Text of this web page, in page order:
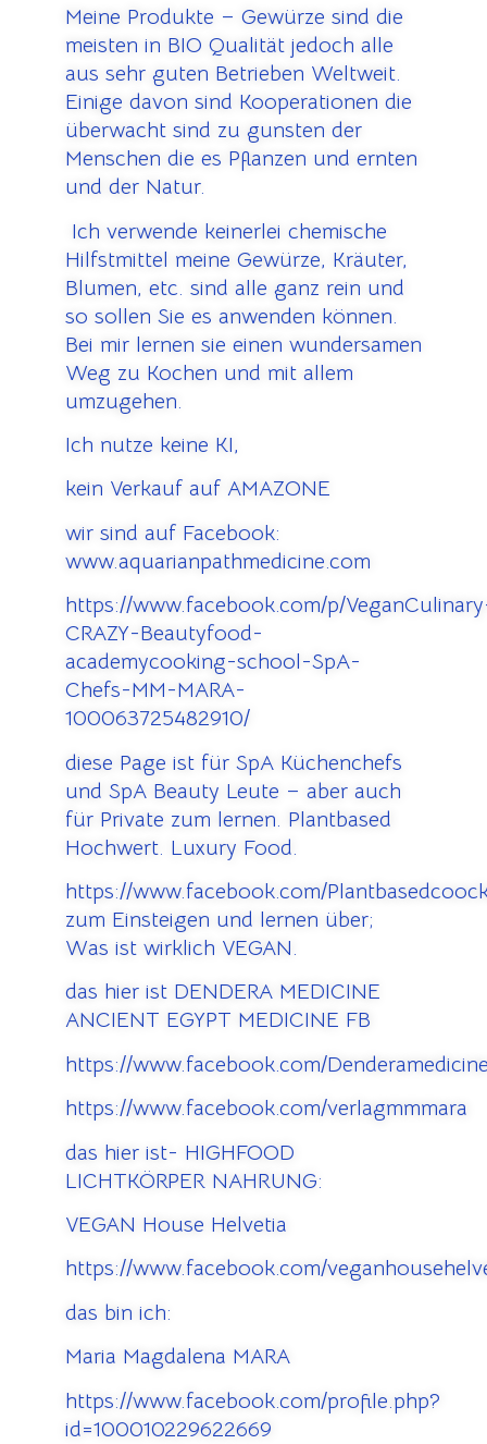
Meine Produkte – Gewürze sind die
meisten in BIO Qualität jedoch alle
aus sehr guten Betrieben Weltweit.
Einige davon sind Kooperationen die
überwacht sind zu gunsten der
Menschen die es Pflanzen und ernten
und der Natur.
Ich verwende keinerlei chemische
Hilfstmittel meine Gewürze, Kräuter,
Blumen, etc. sind alle ganz rein und
so sollen Sie es anwenden können.
Bei mir lernen sie einen wundersamen
Weg zu Kochen und mit allem
umzugehen.
Ich nutze keine KI,
kein Verkauf auf AMAZONE
wir sind auf Facebook:
www.aquarianpathmedicine.com
https://www.facebook.com/p/
CRAZY-Beautyfood-
academycooking-school-SpA-
Chefs-MM-MARA-
100063725482910/
diese Page ist für SpA Küchenchefs
und SpA Beauty Leute – aber auch
für Private zum lernen. Plantbased
Hochwert. Luxury Food.
https://www.facebook.com/
zum Einsteigen und lernen über;
Was ist wirklich VEGAN.
das hier ist DENDERA MEDICINE
ANCIENT EGYPT MEDICINE FB
https://www.facebook.com/
https://www.facebook.com/verlagmmmara
das hier ist- HIGHFOOD
LICHTKÖRPER NAHRUNG:
VEGAN House Helvetia
https://www.facebook.com/
das bin ich:
Maria Magdalena MARA
https://www.facebook.com/profile.php?
id=100010229622669